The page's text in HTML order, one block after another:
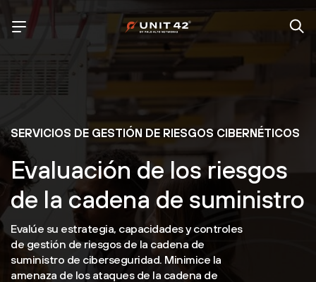
SERVICIOS DE GESTIÓN DE RIESGOS CIBERNÉTICOS
Evaluación de los riesgos
de la cadena de suministro
Evalúe su estrategia, capacidades y controles
de gestión de riesgos de la cadena de
suministro de ciberseguridad. Minimice la
amenaza de los ataques de la cadena de